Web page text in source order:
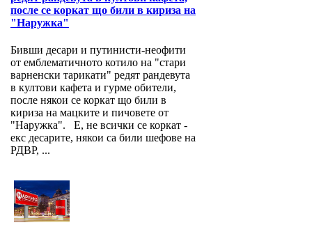
после се коркат що били в кириза на
"Наружка"
Бивши десари и путинисти-неофити
от емблематичното котило на "стари
варненски тарикати" редят рандевута
в култови кафета и гурме обители,
после някои се коркат що били в
кириза на мацките и пичовете от
"Наружка". Е, не всички се коркат -
екс десарите, някои са били шефове на
РДВР, ...